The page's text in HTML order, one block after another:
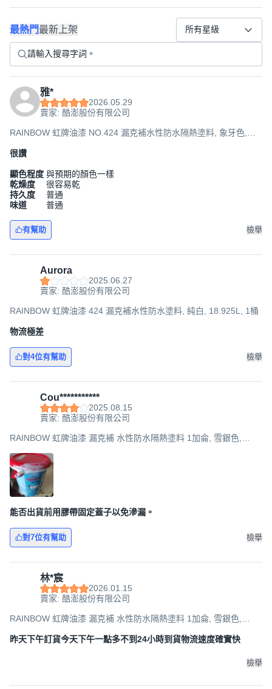
最熱門最新上架 所有星級
雅*
2026.05.29
賣家: 酷澎股份有限公司
RAINBOW 虹牌油漆 NO.424 漏克補水性防水隔熱塗料, 象牙色,
很讚
顯色程度 與預期的顏色一樣
乾燥度
很容易乾
持久度
普通
味道
普通
有幫助 檢舉
Aurora
2025.06.27
賣家: 酷澎股份有限公司
RAINBOW 虹牌油漆 424 漏克補水性防水塗料, 純白, 18.925L, 1桶
物流極差
對4位有幫助 檢舉
Cou***********
2025.08.15
賣家: 酷澎股份有限公司
RAINBOW 虹牌油漆 漏克補 水性防水隔熱塗料 1加侖, 雪銀色,
能否出貨前用膠帶固定蓋子以免滲漏。
對7位有幫助 檢舉
林*宸
2026.01.15
賣家: 酷澎股份有限公司
RAINBOW 虹牌油漆 漏克補 水性防水隔熱塗料 1加侖, 雪銀色,
昨天下午訂貨今天下午一點多不到24小時到貨物流速度確實快
檢舉